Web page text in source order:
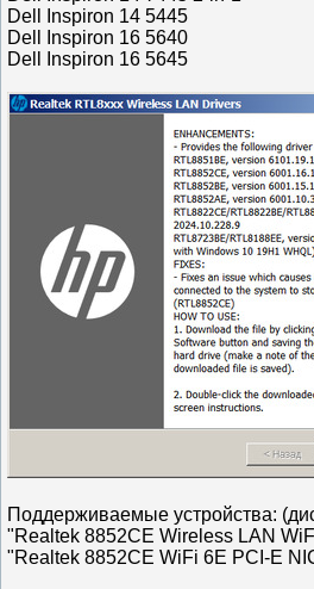
Dell Inspiron 14 5445
Dell Inspiron 16 5640
Dell Inspiron 16 5645
Поддерживаемые устройства:
"Realtek 8852CE Wireless LAN
"Realtek 8852CE WiFi 6E PCI-E